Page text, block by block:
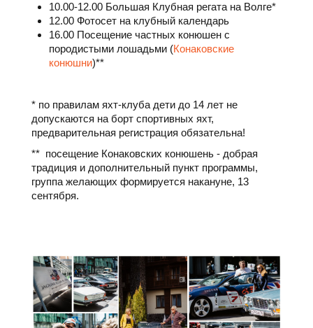
10.00-12.00 Большая Клубная регата на Волге*
12.00 Фотосет на клубный календарь
16.00 Посещение частных конюшен с
породистыми лошадьми (Конаковские
конюшни)**
* по правилам яхт-клуба дети до 14 лет не
допускаются на борт спортивных яхт,
предварительная регистрация обязательна!
** посещение Конаковских конюшень - добрая
традиция и дополнительный пункт программы,
группа желающих формируется накануне, 13
сентября.